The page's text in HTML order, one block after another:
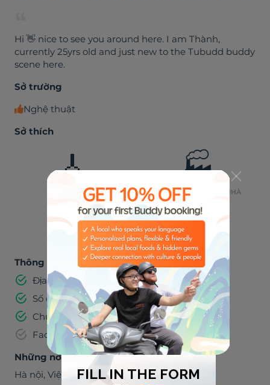
Hi 👋 nice to see you around here. I am Thành,
currently 25yrs old and just new to the Tubudd buddy
scene here.
Sở trường
Nghệ thuật
Sở thích
🎸
ÂM NHẠC
🏭
HOẠT ĐỘNG TRONG NHÀ
👶
TRẺ EM
Thông tin đã được xác minh
Địa chỉ email
Số điện thoại
Chứng minh thư
Facebook
Những nơi chúng ta có thể đến thăm quan
Hà nội, Việt Nam